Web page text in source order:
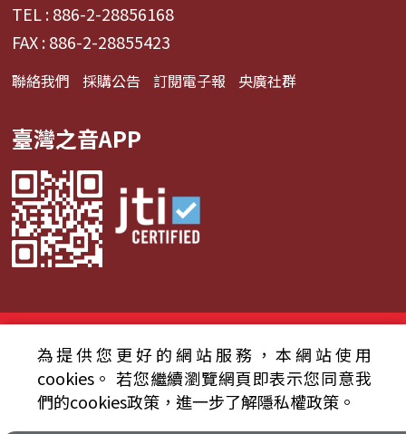
TEL : 886-2-28856168
FAX : 886-2-28855423
聯絡我們 採購公告 訂閱電子報 央廣社群
臺灣之音APP
© 2024財團法人中央廣播電臺 版權所有
資通安全政策聲明
服務條款 隱私權條款
為提供您更好的網站服務，本網站使用
cookies。 若您繼續瀏覽網頁即表示您同意我
們的cookies政策，進一步了解隱私權政策。